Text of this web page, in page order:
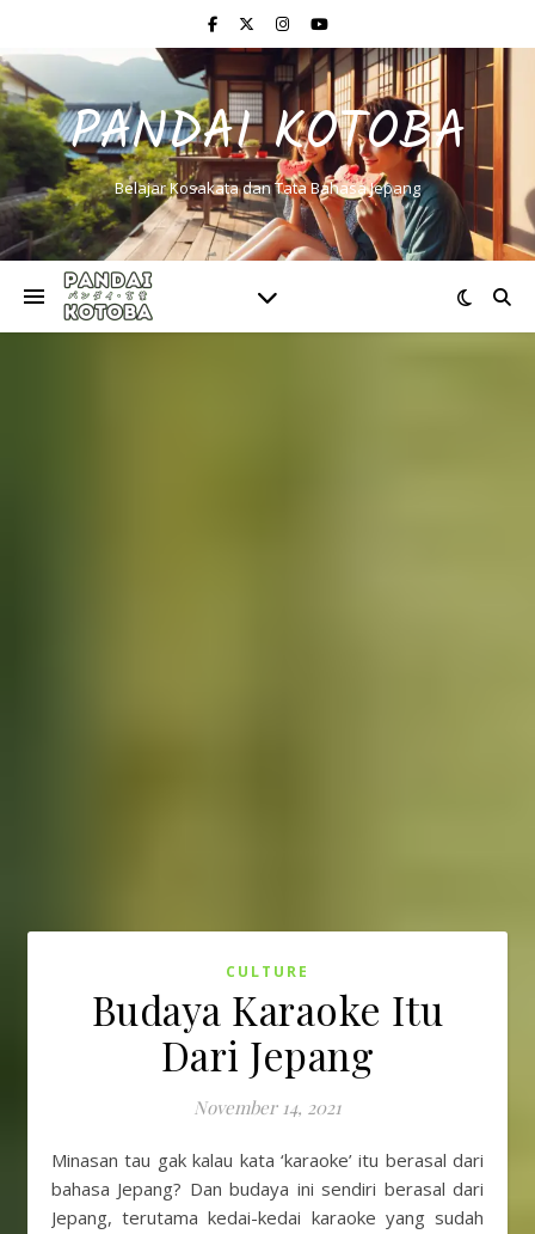
PANDAI KOTOBA
Belajar Kosakata dan Tata Bahasa Jepang
CULTURE
Budaya Karaoke Itu
Dari Jepang
November 14, 2021
Minasan tau gak kalau kata ‘karaoke’ itu berasal dari
bahasa Jepang? Dan budaya ini sendiri berasal dari
Jepang, terutama kedai-kedai karaoke yang sudah